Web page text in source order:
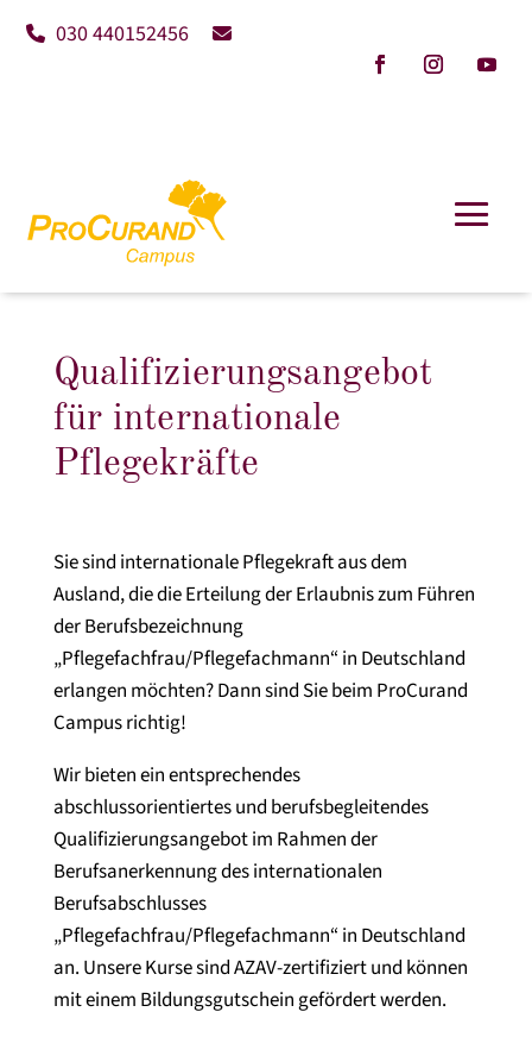
030 440152456
Qualifizierungsangebot
für internationale
Pflegekräfte
Sie sind internationale Pflegekraft aus dem
Ausland, die die Erteilung der Erlaubnis zum Führen
der Berufsbezeichnung
„Pflegefachfrau/Pflegefachmann“ in Deutschland
erlangen möchten? Dann sind Sie beim ProCurand
Campus richtig!
Wir bieten ein entsprechendes
abschlussorientiertes und berufsbegleitendes
Qualifizierungsangebot im Rahmen der
Berufsanerkennung des internationalen
Berufsabschlusses
„Pflegefachfrau/Pflegefachmann“ in Deutschland
an. Unsere Kurse sind AZAV-zertifiziert und können
mit einem Bildungsgutschein gefördert werden.